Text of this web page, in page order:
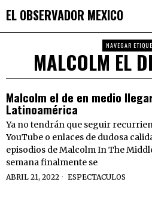
EL OBSERVADOR MEXICO
NAVEGAR
MALCOLM EL
Malcolm el de en medio
Latinoamérica
Ya no tendrán que seguir
YouTube o enlaces de dudosa
episodios de Malcolm In The
semana finalmente se
ABRIL 21, 2022 ESPECTACULOS